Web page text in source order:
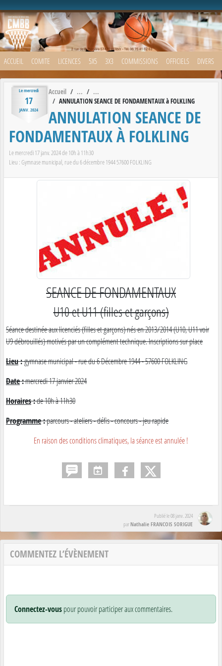
ACCUEIL COMITE LICENCES 5X5 3X3 COMMISSIONS OFFICIELS DIVERS
Lemercredi
17
JANV.2024
Accueil
ANNULATION SEANCE DE FONDAMENTAUX à FOLKLING
ANNULATION SEANCE DE
FONDAMENTAUX À FOLKLING
Lemercredi17janv. 2024de 10h à 11h30
Lieu :Gymnase municipal, rue du 6 décembre 194457600FOLKLING
SEANCE DE FONDAMENTAUX
U10 et U11 (filles et garçons)
Séance destinée aux licenciés (filles et garçons) nés en 2013/2014 (U10, U11 voir
U9 débrouillés) motivés par un complément technique. Inscriptions sur place
Lieu:gymnase municipal - rue du 6 Décembre 1944 - 57600 FOLKLING
Date:mercredi 17 janvier 2024
Horaires:de 10h à 11h30
Programme:parcours - ateliers - défis - concours - jeu rapide
En raison des conditions climatiques, la séance est annulée !
Publié le08 janv. 2024
parNathalie FRANCOIS SORIGUE
COMMENTEZ L’ÉVÈNEMENT
Connectez-vouspour pouvoir participer aux commentaires.